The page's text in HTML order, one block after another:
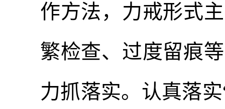
作方法，力戒形式
繁检查、过度留痕
力抓落实。认真落